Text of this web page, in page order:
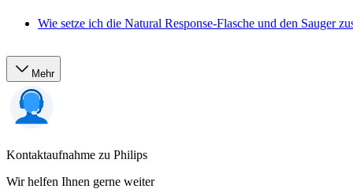
Wie setze ich die Natural Response-Flasche und den Sauger
Mehr
Kontaktaufnahme zu Philips
Wir helfen Ihnen gerne weiter